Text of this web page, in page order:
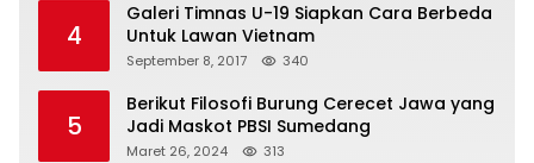
4
Galeri Timnas U-19 Siapkan Cara Berbeda
Untuk Lawan Vietnam
September 8, 2017 340
5
Berikut Filosofi Burung Cerecet Jawa yang
Jadi Maskot PBSI Sumedang
Maret 26, 2024 313